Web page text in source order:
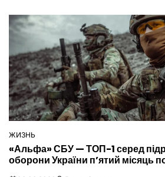
ОПУБЛІКУВАТИ
У
ЖИЗНЬ
«Альфа» СБУ — ТОП-1 серед
оборони України п’ятий місяць